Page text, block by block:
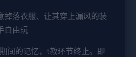
掉落衣服、让其穿上漏风的装
自由玩
间的记忆，t教环节终止。即